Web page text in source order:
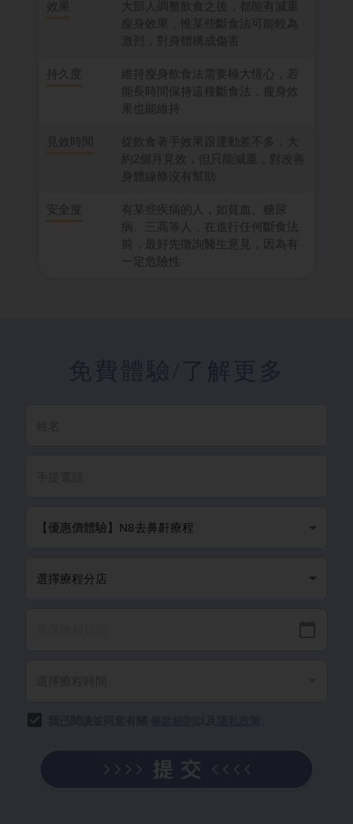
效果
大部人調整飲食之後，都能有減重
瘦身效果，惟某些斷食法可能較為
激烈，對身體構成傷害
持久度
維持瘦身飲食法需要極大恆心，若
能長時間保持這種斷食法，瘦身效
果也能維持
見效時間
從飲食著手效果跟運動差不多，大
約2個月見效，但只能減重，對改善
身體線條沒有幫助
安全度
有某些疾病的人，如貧血、糖尿
病、三高等人，在進行任何斷食法
前，最好先徵詢醫生意見，因為有
一定危險性